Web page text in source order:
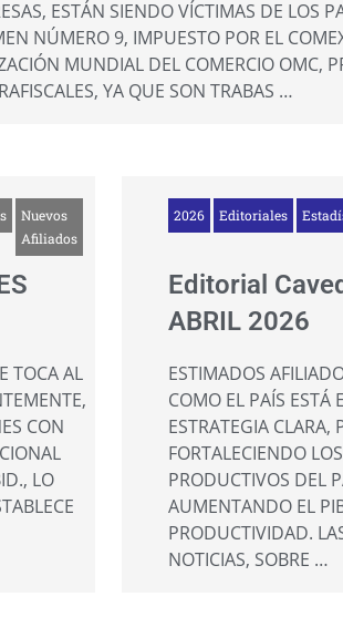
ESTÁN SIENDO VÍCTIMAS DE LOS
NÚMERO 9, IMPUESTO POR EL
MUNDIAL DEL COMERCIO OMC,
YA QUE SON TRABAS …
Nuevos
Afiliados
TOCA AL
CON
LO
2026 Editoriales
Editorial
ABRIL 2026
ESTIMADOS
COMO EL PAÍS
ESTRATEGIA CLARA,
FORTALECIENDO
PRODUCTIVOS DEL
AUMENTANDO EL
PRODUCTIVIDAD.
NOTICIAS, SOBRE …